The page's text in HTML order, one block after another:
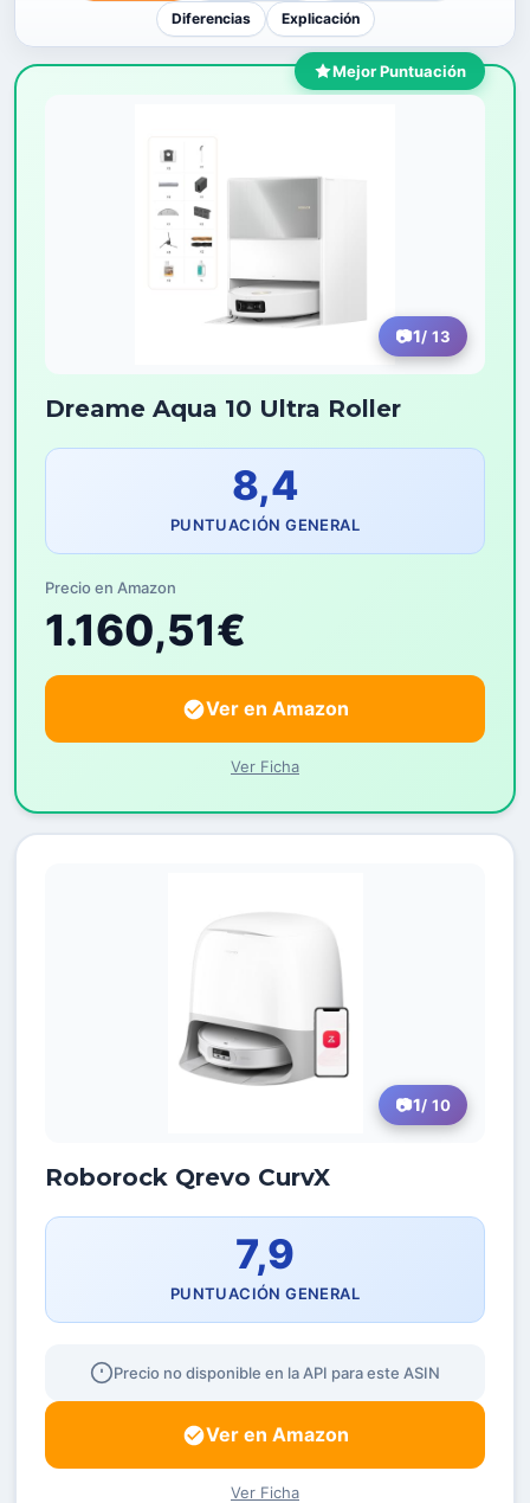
Diferencias
Explicación
Mejor Puntuación
1/ 13
Dreame Aqua 10 Ultra Roller
8,4
PUNTUACIÓN GENERAL
Precio en Amazon
1.160,51€
Ver en Amazon
Ver Ficha
1/ 10
Roborock Qrevo CurvX
7,9
PUNTUACIÓN GENERAL
Precio no disponible en la API para este ASIN
Ver en Amazon
Ver Ficha